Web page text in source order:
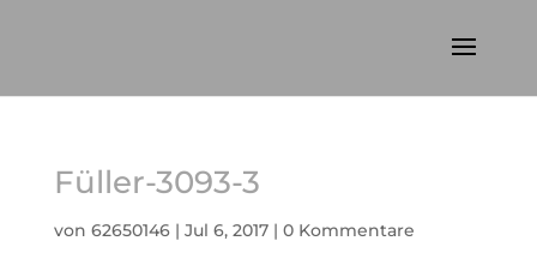
Füller-3093-3
von 62650146| Jul 6, 2017| 0 Kommentare